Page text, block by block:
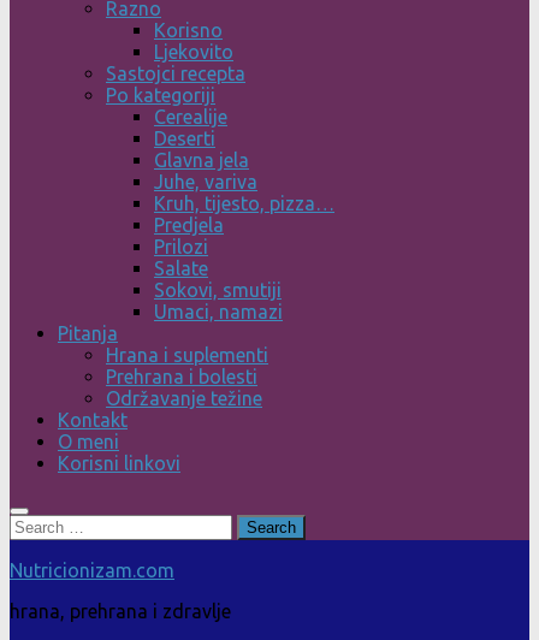
Razno
Korisno
Ljekovito
Sastojci recepta
Po kategoriji
Cerealije
Deserti
Glavna jela
Juhe, variva
Kruh, tijesto, pizza…
Predjela
Prilozi
Salate
Sokovi, smutiji
Umaci, namazi
Pitanja
Hrana i suplementi
Prehrana i bolesti
Održavanje težine
Kontakt
O meni
Korisni linkovi
Search
for:
Nutricionizam.com
hrana, prehrana i zdravlje